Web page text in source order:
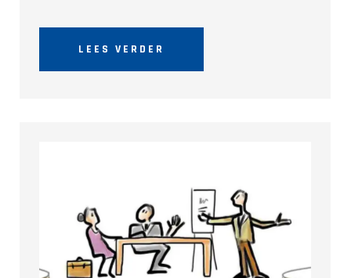
LEES VERDER